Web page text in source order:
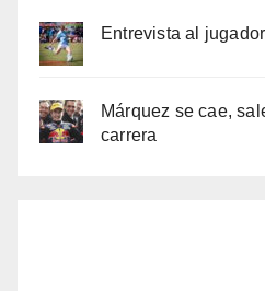
Entrevista al
Márquez se cae,
carrera